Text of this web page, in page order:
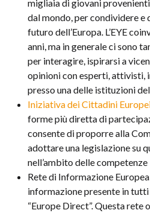
migliaia di giovani
dal mondo, per condividere e
futuro dell’Europa. L’EYE
anni, ma in generale ci sono
per interagire, ispirarsi a
opinioni con esperti, attivisti,
presso una delle istituzioni
Iniziativa dei Cittadini
forme più diretta di
consente di proporre alla
adottare una legislazione su
nell’ambito delle competenze
Rete di Informazione
informazione presente in
“Europe Direct”. Questa